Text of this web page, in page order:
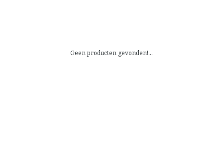
Geen producten gevonden!...